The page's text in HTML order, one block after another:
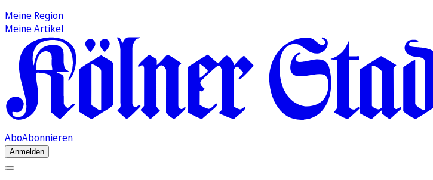
Meine Region
Meine Artikel
AboAbonnieren
Anmelden